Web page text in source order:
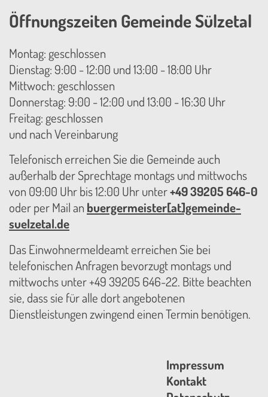
Öffnungszeiten Gemeinde Sülzetal
Montag: geschlossen
Dienstag: 9:00 - 12:00 und 13:00 - 18:00 Uhr
Mittwoch: geschlossen
Donnerstag: 9:00 - 12:00 und 13:00 - 16:30 Uhr
Freitag: geschlossen
und nach Vereinbarung
Telefonisch erreichen Sie die Gemeinde auch
außerhalb der Sprechtage montags und mittwochs
von 09:00 Uhr bis 12:00 Uhr unter+49 39205 646-0
oder per Mail an buergermeister[at]gemeinde-
suelzetal.de
Das Einwohnermeldeamt erreichen Sie bei
telefonischen Anfragen bevorzugt montags und
mittwochs unter +49 39205 646-22. Bitte beachten
sie, dass sie für alle dort angebotenen
Dienstleistungen zwingend einen Termin benötigen.
Impressum
Kontakt